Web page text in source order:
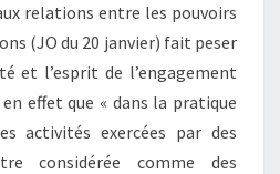
relations entre les pouvoirs
(JO du 20 janvier) fait peser
et l’esprit de l’engagement
effet que « dans la pratique
activités exercées par des
considérée comme des